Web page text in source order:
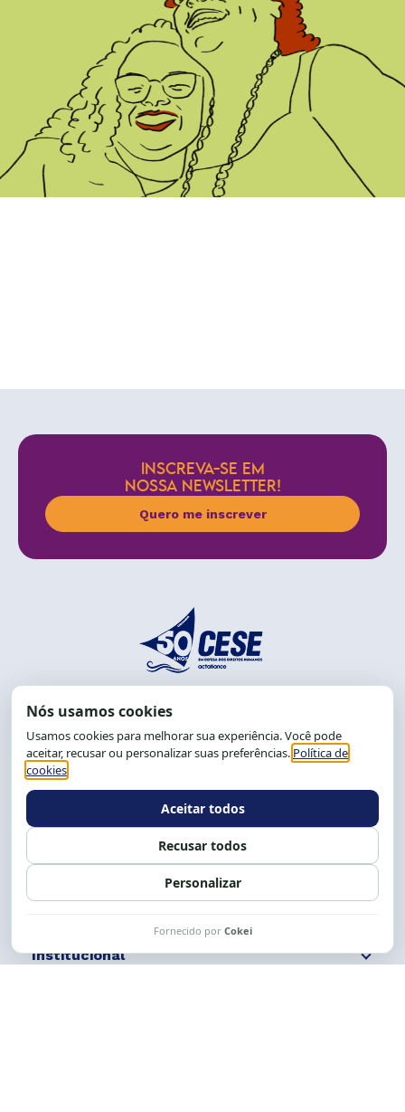
INSCREVA-SE EM
NOSSA NEWSLETTER!
Quero me inscrever
End.: R. da Graça, 150. Graça
CEP: 40.150-055
Salvador-BA, Brasil.
Tel.: (71) 2104-5457, Cel.: (71) 9 9239-2104 ou 2105
Expediente: 8h às 12h e 13 às 17h.
Siga nossas redes Fale conosco
Institucional